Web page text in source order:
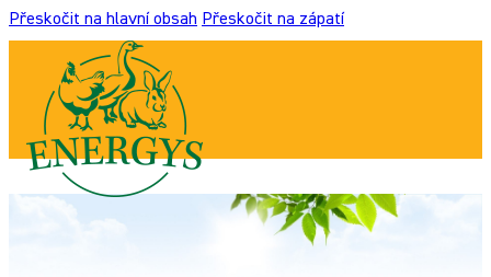
Přeskočit na hlavní obsah Přeskočit na zápatí